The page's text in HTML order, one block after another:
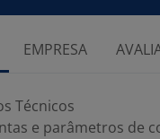
EMPRESA
Técnicos
e parâmetros de